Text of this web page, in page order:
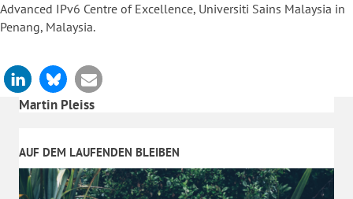
Advanced IPv6 Centre of Excellence, Universiti Sains Malaysia in
Penang, Malaysia.
Martin Pleiss
AUF DEM LAUFENDEN BLEIBEN